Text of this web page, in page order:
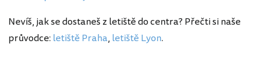
Nevíš, jak se dostaneš z letiště do centra? Přečti si naše
průvodce: letiště Praha, letiště Lyon.